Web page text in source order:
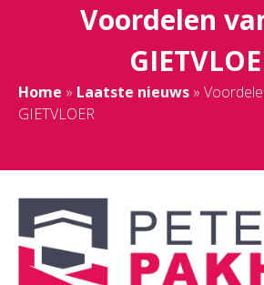
Voordelen
Home » Laatste nieuws »
GIETVLOER